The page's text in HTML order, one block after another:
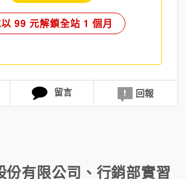
99 元解鎖全站 1 個月
留言 回報
份有限公司 、 行銷部實習